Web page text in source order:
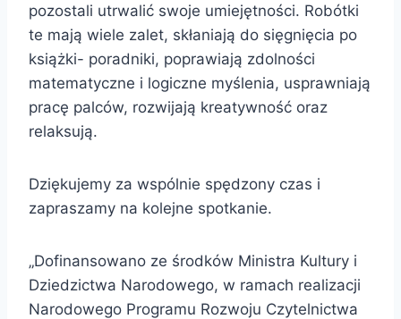
pozostali utrwalić swoje umiejętności. Robótki
te mają wiele zalet, skłaniają do sięgnięcia po
książki- poradniki, poprawiają zdolności
matematyczne i logiczne myślenia, usprawniają
pracę palców, rozwijają kreatywność oraz
relaksują.
Dziękujemy za wspólnie spędzony czas i
zapraszamy na kolejne spotkanie.
„Dofinansowano ze środków Ministra Kultury i
Dziedzictwa Narodowego, w ramach realizacji
Narodowego Programu Rozwoju Czytelnictwa